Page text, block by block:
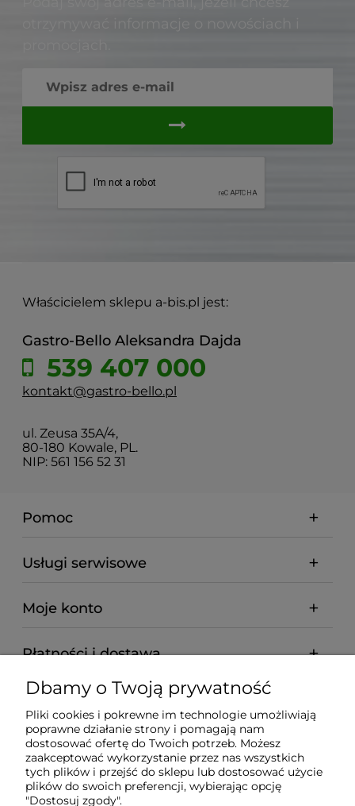
Właścicielem sklepu a-bis.pl jest:
Gastro-Bello Aleksandra Dajda
539 407 000
kontakt@gastro-bello.pl
ul. Zeusa 35A/4,
80-180 Kowale, PL.
NIP: 561 156 52 31
Pomoc
Usługi serwisowe
Moje konto
Płatności i dostawa
Informacje
O nas
Dbamy o Twoją prywatność
Pliki cookies i pokrewne im technologie umożliwiają
poprawne działanie strony i pomagają nam
dostosować ofertę do Twoich potrzeb. Możesz
zaakceptować wykorzystanie przez nas wszystkich
tych plików i przejść do sklepu lub dostosować użycie
plików do swoich preferencji, wybierając opcję
"Dostosuj zgody".